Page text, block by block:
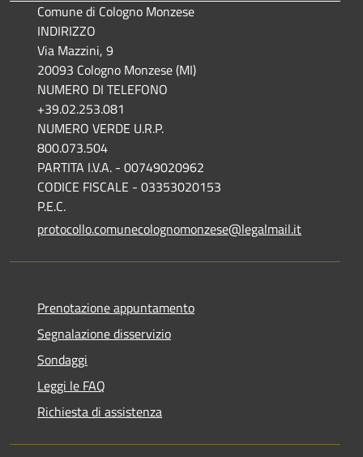
Comune di Cologno Monzese
INDIRIZZO
Via Mazzini, 9
20093 Cologno Monzese (MI)
NUMERO DI TELEFONO
+39.02.253.081
NUMERO VERDE U.R.P.
800.073.504
PARTITA I.V.A. - 00749020962
CODICE FISCALE - 03353020153
P.E.C.
protocollo.comunecolognomonzese@legalmail.it
Prenotazione appuntamento
Segnalazione disservizio
Sondaggi
Leggi le FAQ
Richiesta di assistenza